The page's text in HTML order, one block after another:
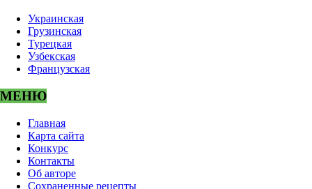
Украинская
Грузинская
Турецкая
Узбекская
Французская
МЕНЮ
Главная
Карта сайта
Конкурс
Контакты
Об авторе
Сохраненные рецепты